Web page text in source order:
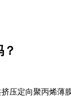
定向聚丙烯薄膜